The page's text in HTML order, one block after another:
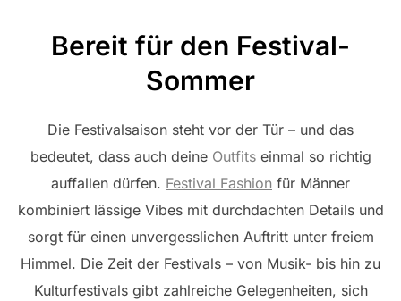
Bereit für den Festival-
Sommer
Die Festivalsaison steht vor der Tür – und das
bedeutet, dass auch deine Outfitseinmal so richtig
auffallen dürfen. Festival Fashion für Männer
kombiniert lässige Vibes mit durchdachten Details und
sorgt für einen unvergesslichen Auftritt unter freiem
Himmel. Die Zeit der Festivals – von Musik- bis hin zu
Kulturfestivals gibt zahlreiche Gelegenheiten, sich